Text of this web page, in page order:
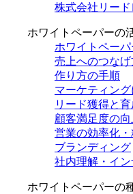
株式会社リード
ホワイトペーパーの
ホワイトペー
売上へのつなげ
作り方の手順
マーケティン
リード獲得と
顧客満足度の向
営業の効率化・
ブランディング
社内理解・イ
ホワイトペーパーの